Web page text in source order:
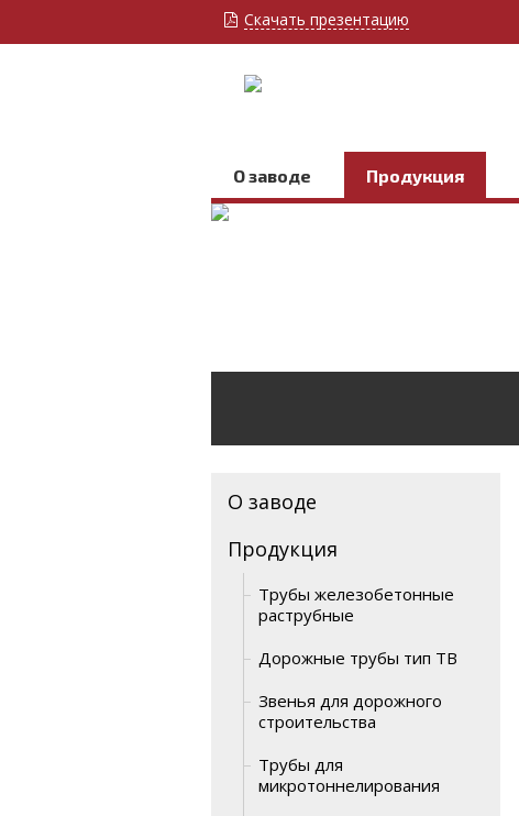
Скачать презентацию
О заводе Продукция
О заводе
Продукция
Трубы железобетонные
раструбные
Дорожные трубы тип ТВ
Звенья для дорожного
строительства
Трубы для
микротоннелирования